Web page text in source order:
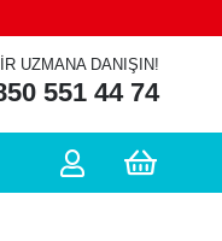
UZMANA DANIŞIN!
551 44 74